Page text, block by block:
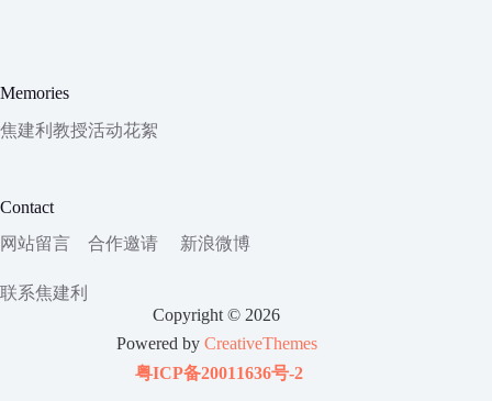
Memories
焦建利教授活动花絮
Contact
网站留言
合作邀请 新浪微博
联系焦建利
Copyright © 2026
Powered by CreativeThemes
粤ICP备20011636号-2